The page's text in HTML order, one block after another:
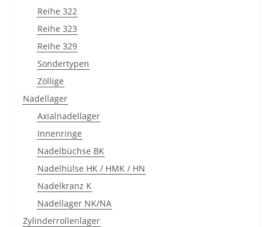
Reihe 322
Reihe 323
Reihe 329
Sondertypen
Zöllige
Nadellager
Axialnadellager
Innenringe
Nadelbüchse BK
Nadelhülse HK / HMK / HN
Nadelkranz K
Nadellager NK/NA
Zylinderrollenlager